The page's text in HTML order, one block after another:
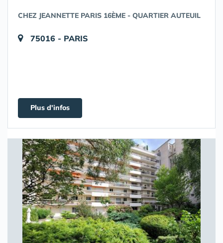
CHEZ JEANNETTE PARIS 16ÈME - QUARTIER AUTEUIL
75016 - PARIS
Plus d'infos